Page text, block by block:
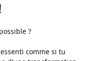
?
comme si tu